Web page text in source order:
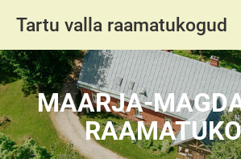
Tartu valla raamatukogud
MAARJA-